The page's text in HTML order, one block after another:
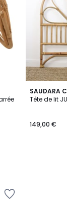
SAUDARA
Tête de lit
149,00 €